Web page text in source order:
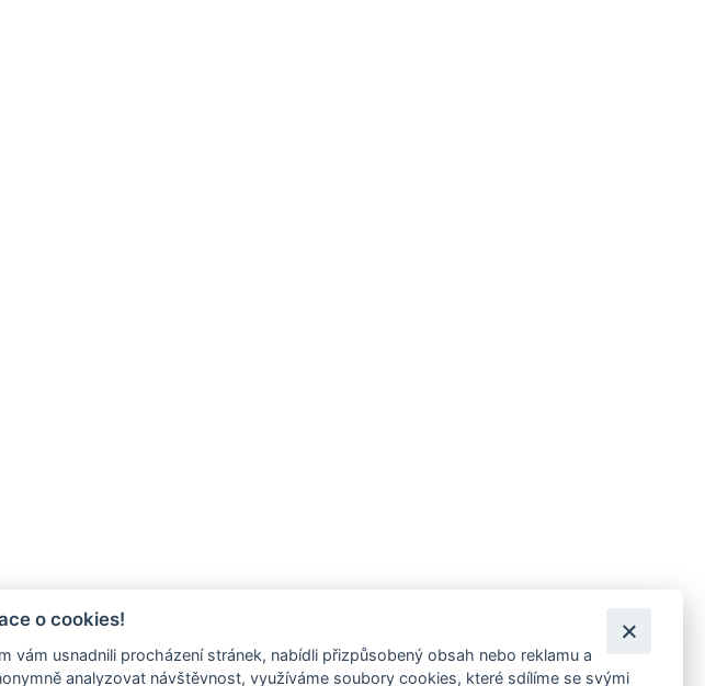
rozhlas
poruchy a výpadky energií, ankety, pozvánky na kulturní a sportovní akce?
o cookies!
vám usnadnili procházení stránek, nabídli přizpůsobený obsah nebo reklamu a
analyzovat návštěvnost, využíváme soubory cookies, které sdílíme se svými